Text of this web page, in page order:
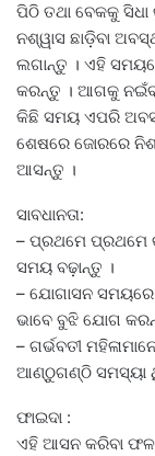
ପିଠି ତଥା ବେକକୁ
ନଶ୍ୱାସ ଛାଡ଼ିବା
ଲଗାନ୍ତୁ । ଏହି
କରନ୍ତୁ । ଆଗକୁ
କିଛି ସମୟ ଏପରି
ଶେଷରେ ଜୋରରେ
ଆସନ୍ତୁ ।
ସାବଧାନତା:
– ପ୍ରଥମେ ପ୍ରଥମେ
ସମୟ ବଢ଼ାନ୍ତୁ ।
– ଯୋଗାସନ ସମୟରେ
ଭାବେ ବୁଝି ଯୋଗ
– ଗର୍ଭବତୀ
ଆଣ୍ଠୁଗଣ୍ଠି ସମସ୍ୟା
ଫାଇଦା :
ଏହି ଆସନ କରିବା